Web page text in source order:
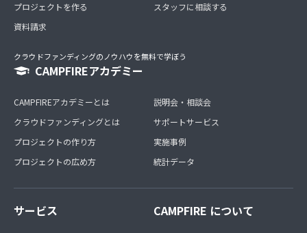
プロジェクトを作る
資料請求
スタッフに相談する
クラウドファンディングのノウハウを無料で学ぼう
CAMPFIREアカデミー
CAMPFIREアカデミーとは
クラウドファンディングとは
プロジェクトの作り方
プロジェクトの広め方
説明会・相談会
サポートサービス
実施事例
統計データ
サービス CAMPFIRE について